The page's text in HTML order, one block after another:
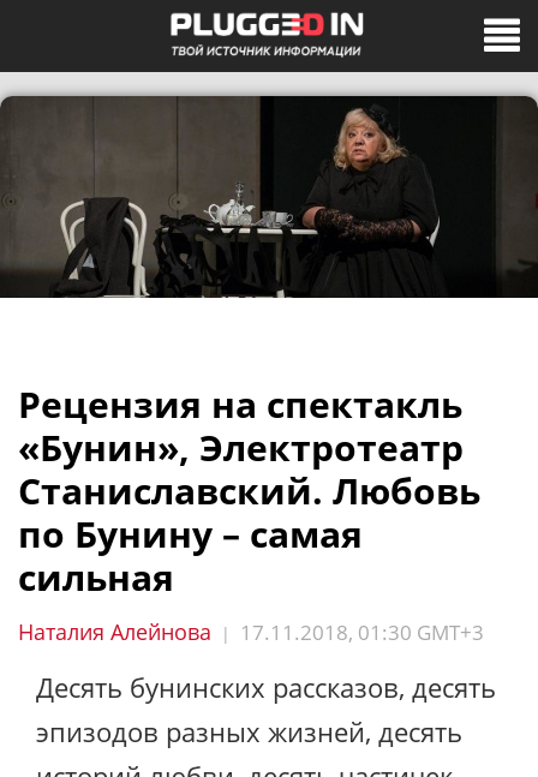
​Рецензия на спектакль
«Бунин», Электротеатр
Станиславский. Любовь
по Бунину – самая
сильная
Наталия Алейнова | 17.11.2018, 01:30 GMT+3
Десять бунинских рассказов, десять
эпизодов разных жизней, десять